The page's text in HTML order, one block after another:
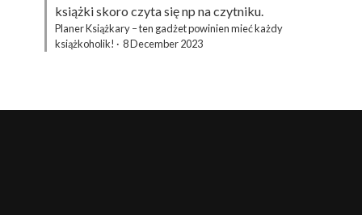
książki skoro czyta się np na czytniku.
Planer Książkary – ten gadżet powinien mieć każdy
książkoholik! · 8 December 2023